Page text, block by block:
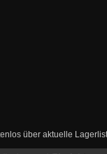
über aktuelle